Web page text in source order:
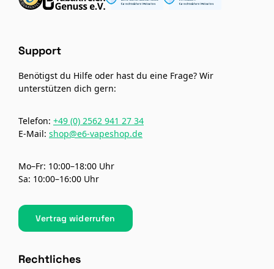
Support
Benötigst du Hilfe oder hast du eine Frage? Wir
unterstützen dich gern:
Telefon: +49 (0) 2562 941 27 34
E-Mail: shop@e6-vapeshop.de
Mo–Fr: 10:00–18:00 Uhr
Sa: 10:00–16:00 Uhr
Vertrag widerrufen
Rechtliches